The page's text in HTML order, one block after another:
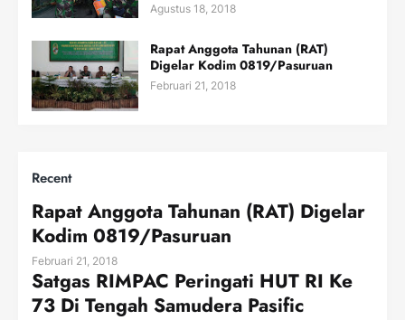
Agustus 18, 2018
Rapat Anggota Tahunan (RAT)
Digelar Kodim 0819/Pasuruan
Februari 21, 2018
Recent
Rapat Anggota Tahunan (RAT) Digelar
Kodim 0819/Pasuruan
Februari 21, 2018
Satgas RIMPAC Peringati HUT RI Ke
73 Di Tengah Samudera Pasific